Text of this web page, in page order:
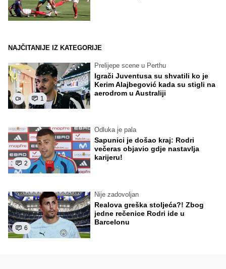
NAJČITANIJE IZ KATEGORIJE
1
Prelijepe scene u Perthu
Igrači Juventusa su shvatili ko je
Kerim Alajbegović kada su stigli na
aerodrom u Australiji
2
Odluka je pala
Sapunici je došao kraj: Rodri
večeras objavio gdje nastavlja
karijeru!
6
Nije zadovoljan
Realova greška stoljeća?! Zbog
jedne rečenice Rodri ide u
Barcelonu